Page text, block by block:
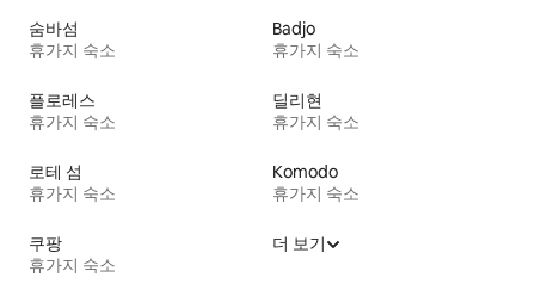
숨바섬
휴가지 숙소
Badjo
휴가지 숙소
플로레스
휴가지 숙소
딜리현
휴가지 숙소
로테 섬
휴가지 숙소
Komodo
휴가지 숙소
쿠팡
휴가지 숙소
더 보기